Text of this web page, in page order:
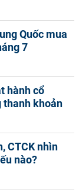
Quốc mua
7
hành cổ
thanh khoản
CTCK nhìn
nào?